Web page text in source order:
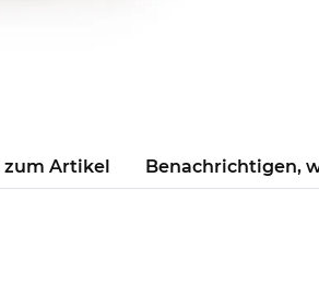
zum Artikel Benachrichtigen,